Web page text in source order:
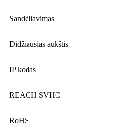
Sandėliavimas
Didžiausias aukštis
IP kodas
REACH SVHC
RoHS